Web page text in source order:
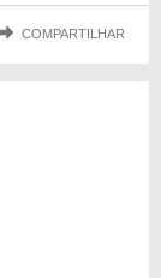
COMPARTILHAR